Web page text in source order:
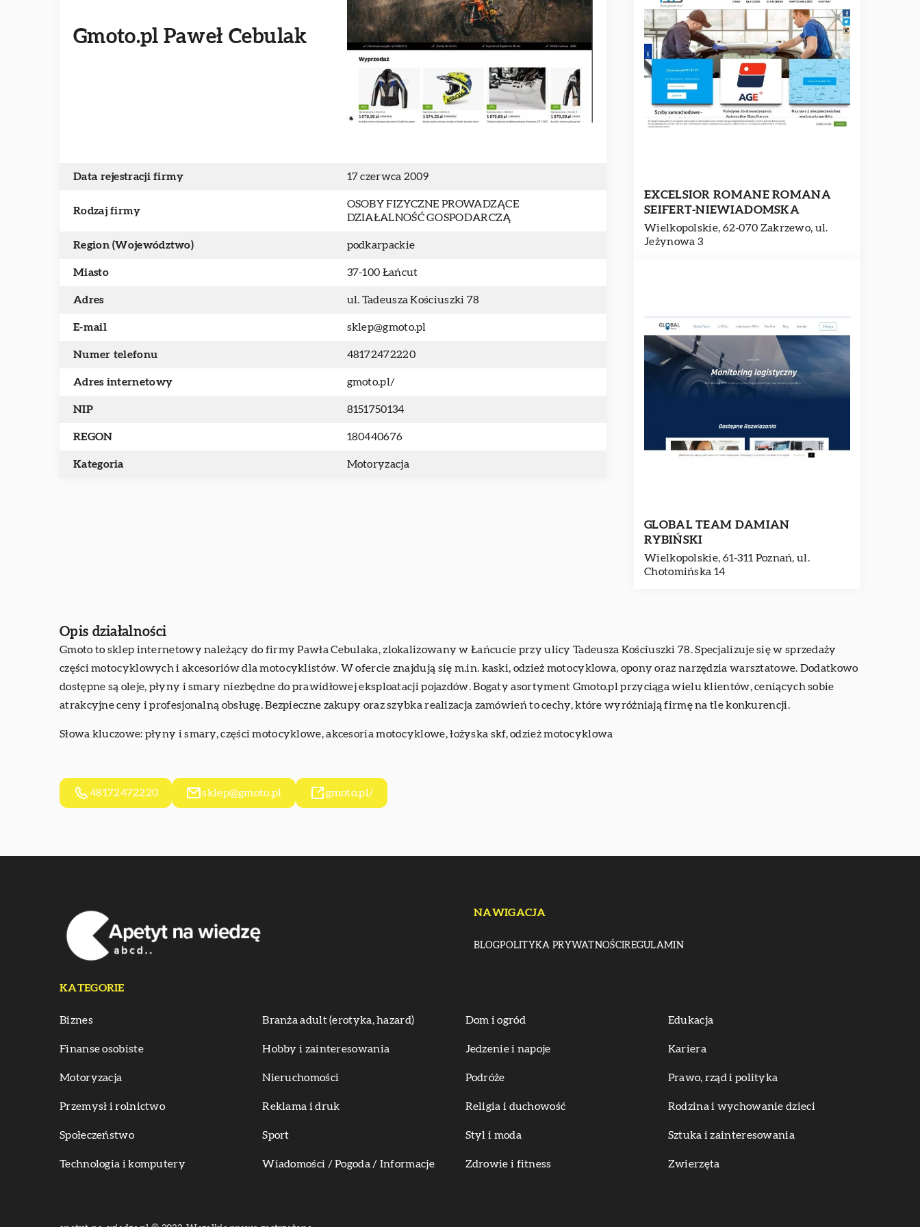
Gmoto.pl Paweł Cebulak
Data rejestracji firmy 17 czerwca 2009
Rodzaj firmy
OSOBY FIZYCZNE PROWADZĄCE
DZIAŁALNOŚĆ GOSPODARCZĄ
Region (Województwo) podkarpackie
Miasto 37-100 Łańcut
Adres ul. Tadeusza Kościuszki 78
E-mail sklep@gmoto.pl
Numer telefonu 48172472220
Adres internetowy gmoto.pl/
NIP 8151750134
REGON 180440676
Kategoria Motoryzacja
EXCELSIOR ROMANE ROMANA
SEIFERT-NIEWIADOMSKA
Wielkopolskie, 62-070 Zakrzewo, ul.
Jeżynowa 3
GLOBAL TEAM DAMIAN
RYBIŃSKI
Wielkopolskie, 61-311 Poznań, ul.
Chotomińska 14
Opis działalności
Gmoto to sklep internetowy należący do firmy Pawła Cebulaka, zlokalizowany w Łańcucie przy ulicy Tadeusza Kościuszki 78. Specjalizuje się w sprzedaży
części motocyklowych i akcesoriów dla motocyklistów. W ofercie znajdują się m.in. kaski, odzież motocyklowa, opony oraz narzędzia warsztatowe. Dodatkowo
dostępne są oleje, płyny i smary niezbędne do prawidłowej eksploatacji pojazdów. Bogaty asortyment Gmoto.pl przyciąga wielu klientów, ceniących sobie
atrakcyjne ceny i profesjonalną obsługę. Bezpieczne zakupy oraz szybka realizacja zamówień to cechy, które wyróżniają firmę na tle konkurencji.
Słowa kluczowe: płyny i smary, części motocyklowe, akcesoria motocyklowe,łożyska skf, odzież motocyklowa
48172472220 sklep@gmoto.pl gmoto.pl/
NAWIGACJA
BLOGPOLITYKA PRYWATNOŚCIREGULAMIN
KATEGORIE
Biznes Branża adult (erotyka, hazard) Dom i ogród Edukacja
Finanse osobiste Hobby i zainteresowania Jedzenie i napoje Kariera
Motoryzacja Nieruchomości Podróże Prawo, rząd i polityka
Przemysł i rolnictwo Reklama i druk Religia i duchowość Rodzina i wychowanie dzieci
Społeczeństwo Sport Styl i moda Sztuka i zainteresowania
Technologia i komputery Wiadomości / Pogoda / Informacje Zdrowie i fitness Zwierzęta